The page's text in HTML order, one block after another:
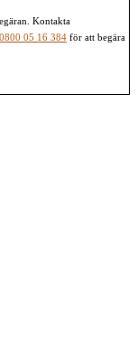
Kontakta
0800 05 16 384 för att begära